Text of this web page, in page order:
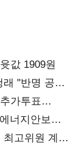
값 1909원
"반명 공세
가투표
너지안보
고위원 계파